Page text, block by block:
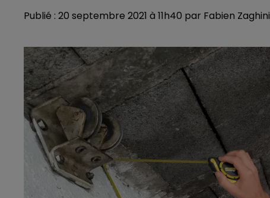
Publié : 20 septembre 2021 à 11h40 par Fabien Zaghini